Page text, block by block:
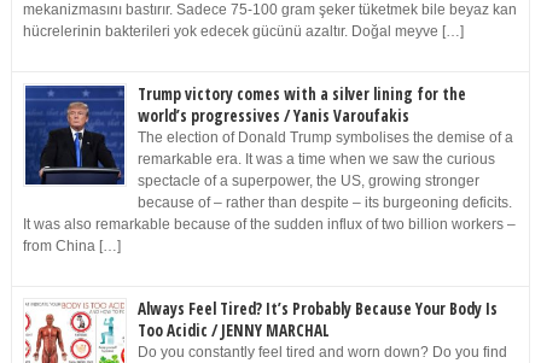
mekanizmasını bastırır. Sadece 75-100 gram şeker tüketmek bile beyaz kan
hücrelerinin bakterileri yok edecek gücünü azaltır. Doğal meyve […]
Trump victory comes with a silver lining for the
world’s progressives / Yanis Varoufakis
The election of Donald Trump symbolises the demise of a
remarkable era. It was a time when we saw the curious
spectacle of a superpower, the US, growing stronger
because of – rather than despite – its burgeoning deficits.
It was also remarkable because of the sudden influx of two billion workers –
from China […]
Always Feel Tired? It’s Probably Because Your Body Is
Too Acidic / JENNY MARCHAL
Do you constantly feel tired and worn down? Do you find